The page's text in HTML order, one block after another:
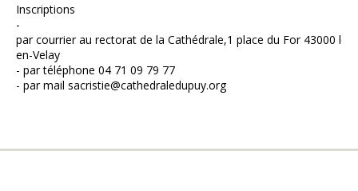
Inscriptions
-
par courrier au rectorat de la Cathédrale,1 place du For 43000 le
en-Velay
- par téléphone 04 71 09 79 77
- par mail sacristie@cathedraledupuy.org